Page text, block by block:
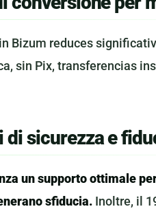
Bizum reduces
sin Pix, transferencias
di sicurezza e
un supporto ottimale
sfiducia. Inoltre, il